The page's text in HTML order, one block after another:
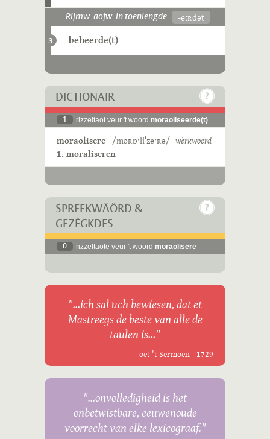
Rijmw. aofw. in toenlengde -eːʀdət
3 beheerde(t)
DICTIONAIR
1 rizzeltaot veur 't woord moraoliseerde(t)
moraolisere /mɔʀɒˑliˈzeˑʀə/ wèrkwoord
1. moraliseren
SPREEKWÄÖRD &
GEZÈGKDES
0 rizzeltaote veur 't woord moraolisere
"...ich sal uch bewiesen, dat et
Mastreegs de beste van alle de
taulen is..."
oet 't Sermoen - 1729
"...onvolledigheid is het
onbetwistbare, eeuwenoude
voorrecht van elke lexicograaf."